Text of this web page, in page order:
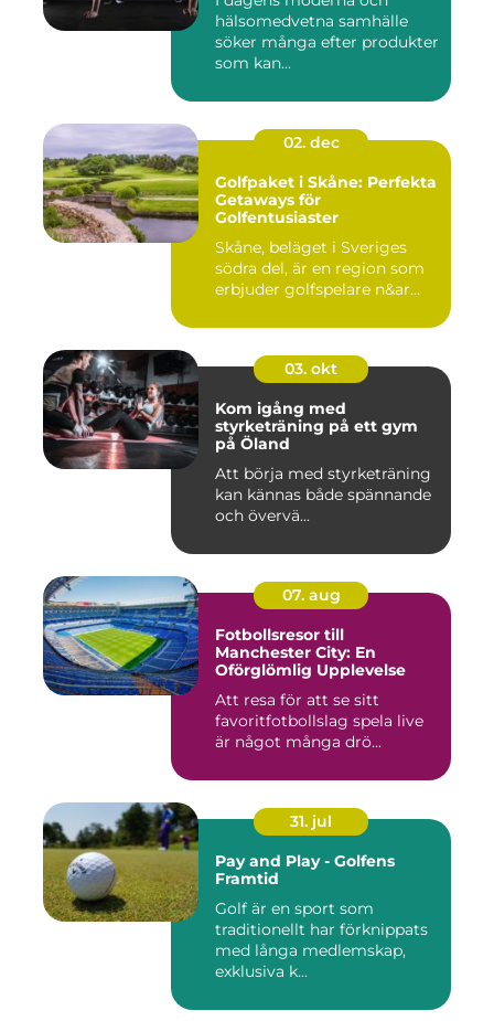
hälsomedvetna samhälle
söker många efter produkter
som kan...
02. dec
Golfpaket i Skåne: Perfekta
Getaways för
Golfentusiaster
Skåne, beläget i Sveriges
södra del, är en region som
erbjuder golfspelare n&ar...
03. okt
Kom igång med
styrketräning på ett gym
på Öland
Att börja med styrketräning
kan kännas både spännande
och övervä...
07. aug
Fotbollsresor till
Manchester City: En
Oförglömlig Upplevelse
Att resa för att se sitt
favoritfotbollslag spela live
är något många drö...
31. jul
Pay and Play - Golfens
Framtid
Golf är en sport som
traditionellt har förknippats
med långa medlemskap,
exklusiva k...